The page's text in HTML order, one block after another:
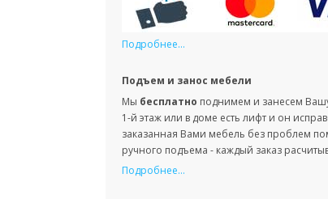
Подробнее...
Подъем и занос мебели
Мы бесплатно поднимем и занесем
1-й этаж или в доме есть лифт и он
заказанная Вами мебель без проблем
ручного подъема - каждый заказ
Подробнее...